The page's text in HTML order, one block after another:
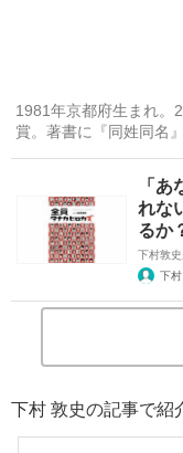
1981年京都府生まれ。
賞。著書に『同姓同名
「
れな
るか
下村敦
下
下村 敦史の記事で紹